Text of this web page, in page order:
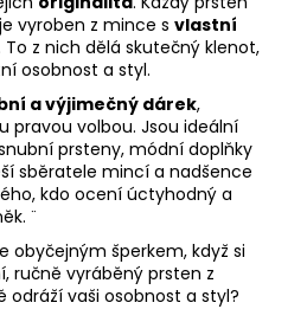
vyroben z mince s vlastní
To z nich dělá skutečný klenot,
osobnost a styl.
a výjimečný dárek,
pravou volbou. Jsou ideální
prsteny, módní doplňky
sběratele mincí a nadšence
kdo ocení úctyhodný a
¨
obyčejným šperkem, když si
ručně vyráběný prsten z
odráží vaši osobnost a styl?